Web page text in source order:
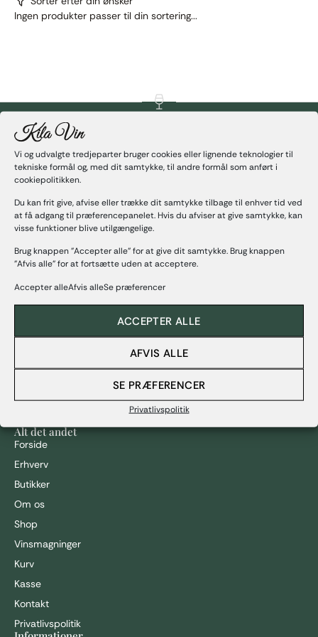
Vi og udvalgte tredjeparter bruger cookies eller lignende teknologier til
tekniske formål og, med dit samtykke, til andre formål som anført i
cookiepolitikken.
Du kan frit give, afvise eller trække dit samtykke tilbage til enhver tid ved
at få adgang til præferencepanelet. Hvis du afviser at give samtykke, kan
visse funktioner blive utilgængelige.
Brug knappen "Accepter alle" for at give dit samtykke. Brug knappen
"Afvis alle" for at fortsætte uden at acceptere.
Accepter alleAfvis alleSe præferencer
ACCEPTER ALLE
AFVIS ALLE
SE PRÆFERENCER
Privatlivspolitik
I alt
GÅ TIL KASSE
Ingen produkter passer til din sortering...
Følg med på instagram
Kila Vin
Hos Kila Vin vil I opleve en faglig men usnobbet tilgang til vinens
verden. Vi nyder samarbejdet med vores vinproducenter og
føler en vis stolthed over at kunne formidle netop deres vine til
vores kunder, ligesom vi nyder den gode smag og
sammensætning af vin og mad.
Shoppen
Dessertvin
Smagskasser
Alt det andet
Forside
Erhverv
Butikker
Om os
Shop
Vinsmagninger
Kurv
Kasse
Kontakt
Privatlivspolitik